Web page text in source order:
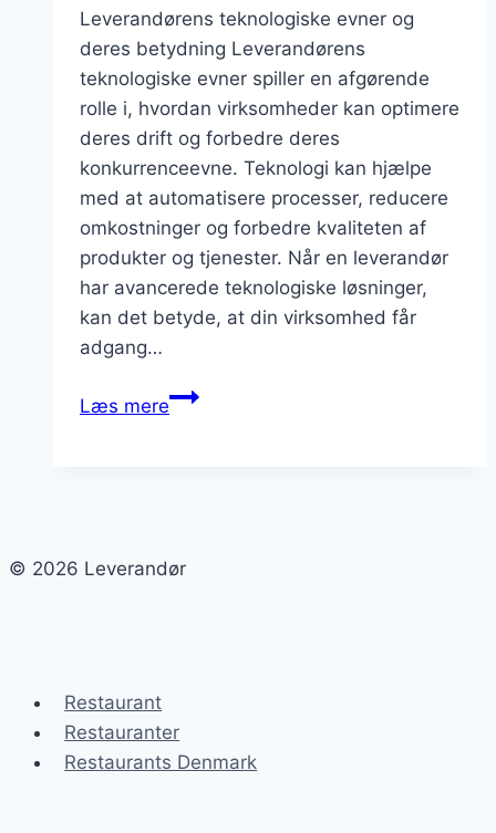
Leverandørens teknologiske evner og
deres betydning Leverandørens
teknologiske evner spiller en afgørende
rolle i, hvordan virksomheder kan optimere
deres drift og forbedre deres
konkurrenceevne. Teknologi kan hjælpe
med at automatisere processer, reducere
omkostninger og forbedre kvaliteten af
produkter og tjenester. Når en leverandør
har avancerede teknologiske løsninger,
kan det betyde, at din virksomhed får
adgang…
Læs mereLeverandørens
teknologi
© 2026 Leverandør
Restaurant
Restauranter
Restaurants Denmark